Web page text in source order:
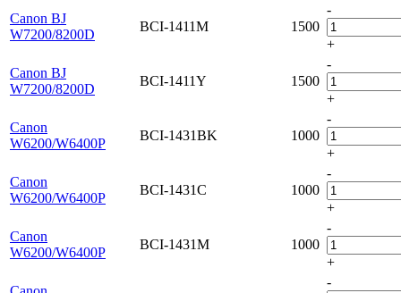
Canon BJ
W7200/8200D
BCI-1411M 1500
-
+
Canon BJ
W7200/8200D
BCI-1411Y 1500
-
+
Canon
W6200/W6400P
BCI-1431BK 1000
-
+
Canon
W6200/W6400P
BCI-1431C 1000
-
+
Canon
W6200/W6400P
BCI-1431M 1000
-
+
-